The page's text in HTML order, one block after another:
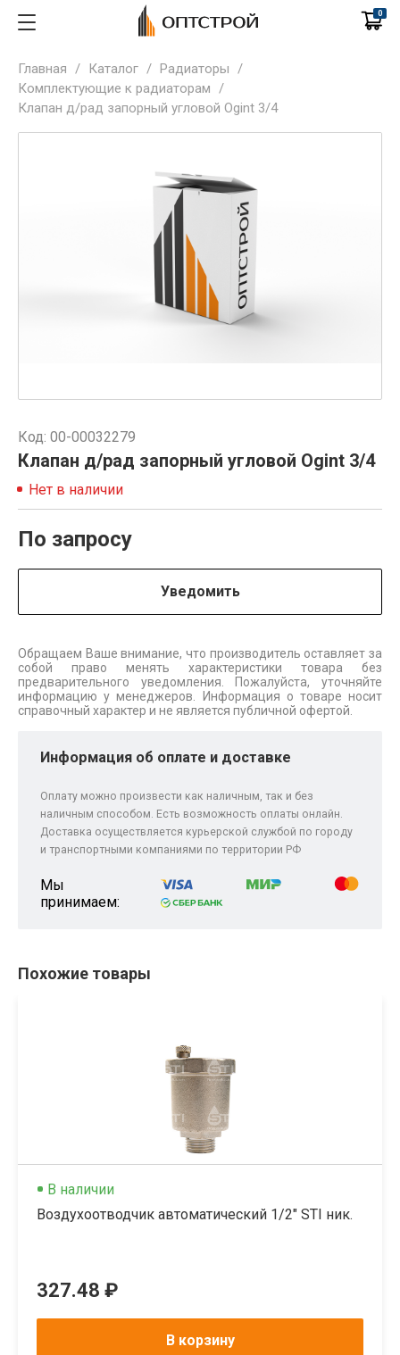
0
Главная / Каталог / Радиаторы /
Комплектующие к радиаторам /
Клапан д/рад запорный угловой Ogint 3/4
Код: 00-00032279
Клапан д/рад запорный угловой Ogint 3/4
Нет в наличии
По запросу
Уведомить
Обращаем Ваше внимание, что производитель оставляет за
собой право менять характеристики товара без
предварительного уведомления. Пожалуйста, уточняйте
информацию у менеджеров. Информация о товаре носит
справочный характер и не является публичной офертой.
Информация об оплате и доставке
Оплату можно произвести как наличным, так и без
наличным способом. Есть возможность оплаты онлайн.
Доставка осуществляется курьерской службой по городу
и транспортными компаниями по территории РФ
Мы
принимаем:
Похожие товары
В наличии
Воздухоотводчик автоматический 1/2" STI ник.
327.48 ₽
В корзину